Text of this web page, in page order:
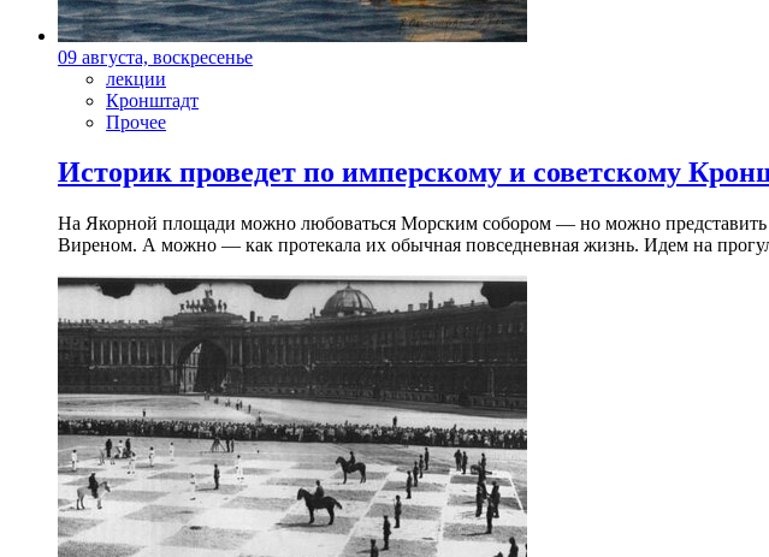
09 августа, воскресенье
лекции
Кронштадт
Прочее
Историк проведет по имперскому и советскому
На Якорной площади можно любоваться Морским собором — но можно представить
Виреном. А можно — как протекала их обычная повседневная жизнь. Идем на